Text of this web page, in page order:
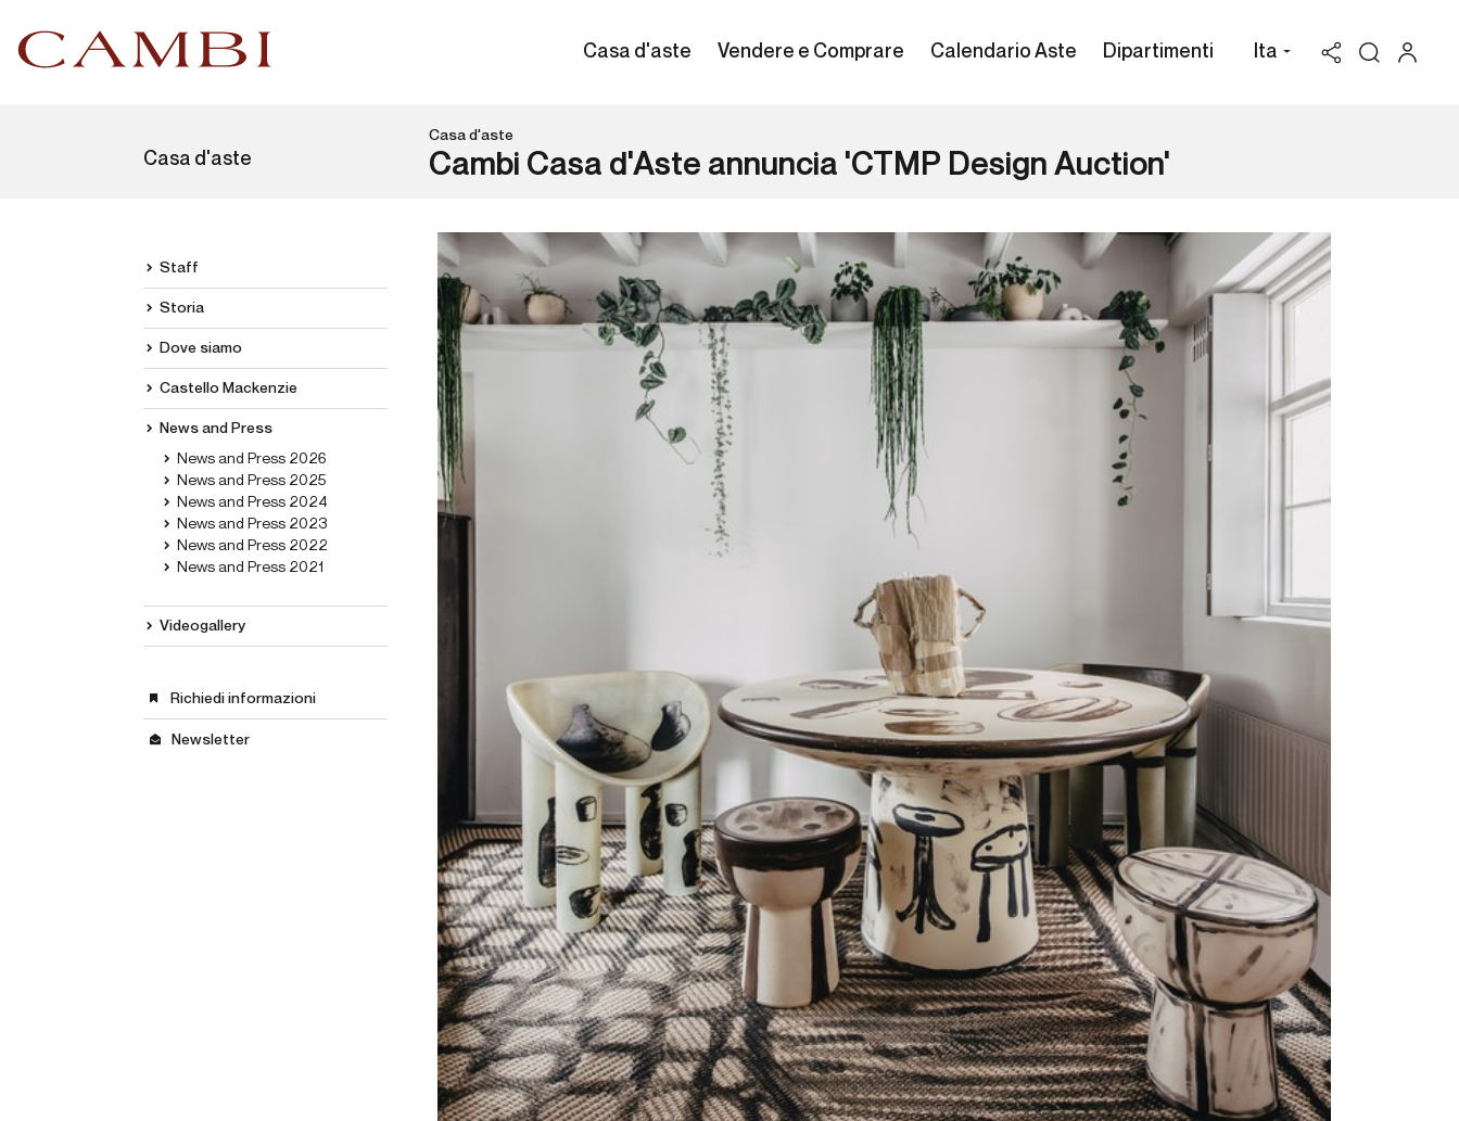
Casa d'aste Vendere e Comprare Calendario Aste Dipartimenti Ita
Casa d'aste
Casa d'aste
Cambi Casa d'Aste annuncia 'CTMP Design Auction'
Staff
Storia
Dove siamo
Castello Mackenzie
News and Press
News and Press 2026
News and Press 2025
News and Press 2024
News and Press 2023
News and Press 2022
News and Press 2021
Videogallery
Richiedi informazioni
Newsletter